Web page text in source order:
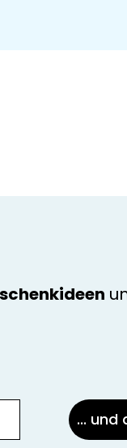
... und